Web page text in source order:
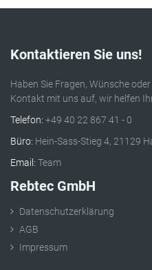
Kontaktieren Sie uns!
Haben Sie Fragen, Wünsche
Kontakt mit uns auf, wir helfen
Telefon: +49 40 22 867 41 - 0
Büro: Hein-Sass-Stieg 4, 21129
Email: Team
Rebtec GmbH
Datenschutzerklärung
AGB
Impressum